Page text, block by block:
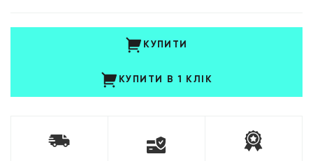
КУПИТИ
КУПИТИ В 1 КЛІК